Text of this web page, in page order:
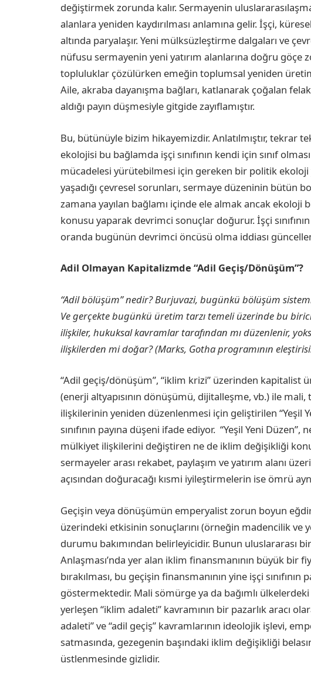
değiştirmek zorunda kalır. Sermayenin
alanlara yeniden kaydırılması anlamına gelir. İşçi,
altında paryalaşır. Yeni mülksüzleştirme dalgaları ve
nüfusu sermayenin yeni yatırım alanlarına doğru göçe
topluluklar çözülürken emeğin toplumsal yeniden
Aile, akraba dayanışma bağları, katlanarak çoğalan
aldığı payın düşmesiyle gitgide zayıflamıştır.
Bu, bütünüyle bizim hikayemizdir. Anlatılmıştır, tekrar
ekolojisi bu bağlamda işçi sınıfının kendi için sınıf
mücadelesi yürütebilmesi için gereken bir politik ekoloji
yaşadığı çevresel sorunları, sermaye düzeninin bütün
zamana yayılan bağlamı içinde ele almak ancak ekoloji
konusu yaparak devrimci sonuçlar doğurur. İşçi
oranda bugünün devrimci öncüsü olma iddiası
Adil Olmayan Kapitalizmde “Adil Geçiş/Dönüşüm”?
“Adil bölüşüm” nedir? Burjuvazi, bugünkü bölüşüm
Ve gerçekte bugünkü üretim tarzı temeli üzerinde bu
ilişkiler, hukuksal kavramlar tarafından mı düzenlenir,
ilişkilerden mi doğar? (Marks, Gotha programının
“Adil geçiş/dönüşüm”, “iklim krizi” üzerinden kapitalist
(enerji altyapısının dönüşümü, dijitalleşme, vb.) ile
ilişkilerinin yeniden düzenlenmesi için geliştirilen “Yeşil
sınıfının payına düşeni ifade ediyor. “Yeşil Yeni
mülkiyet ilişkilerini değiştiren ne de iklim değişikliği
sermayeler arası rekabet, paylaşım ve yatırım alanı
açısından doğuracağı kısmi iyileştirmelerin ise ömrü
Geçişin veya dönüşümün emperyalist zorun boyun
üzerindeki etkisinin sonuçlarını (örneğin madencilik ve
durumu bakımından belirleyicidir. Bunun uluslararası
Anlaşması’nda yer alan iklim finansmanının büyük bir
bırakılması, bu geçişin finansmanının yine işçi sınıfının
göstermektedir. Mali sömürge ya da bağımlı
yerleşen “iklim adaleti” kavramının bir pazarlık aracı
adaleti” ve “adil geçiş” kavramlarının ideolojik işlevi,
satmasında, gezegenin başındaki iklim değişikliği
üstlenmesinde gizlidir.